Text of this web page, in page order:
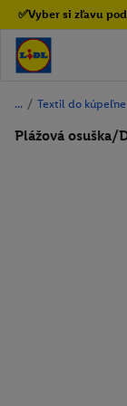
✅Vyber si zľavu
/ Textil do kúpeľne
Plážová osuška/